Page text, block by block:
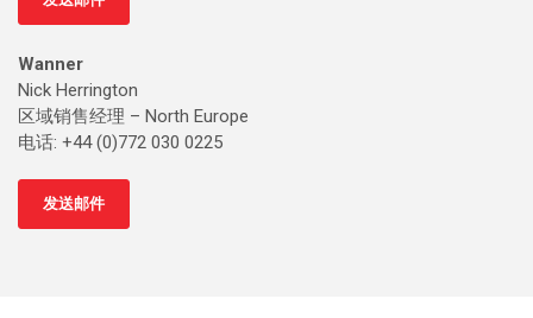
Wanner
Nick Herrington
区域销售经理 – North Europe
电话: +44 (0)772 030 0225
发送邮件